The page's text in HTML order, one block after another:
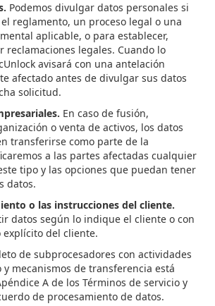
Podemos divulgar datos personales si
reglamento, un proceso legal o una
aplicable, o para establecer,
reclamaciones legales. Cuando lo
avisará con una antelación
afectado antes de divulgar sus datos
solicitud.
En caso de fusión,
o venta de activos, los datos
transferirse como parte de la
a las partes afectadas cualquier
tipo y las opciones que puedan tener
datos.
o las instrucciones del cliente.
datos según lo indique el cliente o con
del cliente.
de subprocesadores con actividades
mecanismos de transferencia está
A de los Términos de servicio y
de procesamiento de datos.